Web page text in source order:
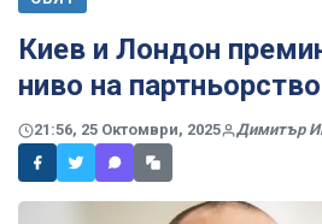
Киев и Лондон
ниво на партньорство
21:56, 25 Октомври, 2025 Димитър